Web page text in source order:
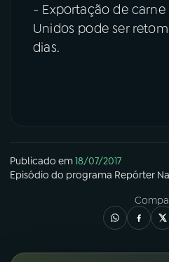
- Exportação de carne
Unidos pode ser
dias.
Publicado em18/07/2017
Episódio do programa Repórter